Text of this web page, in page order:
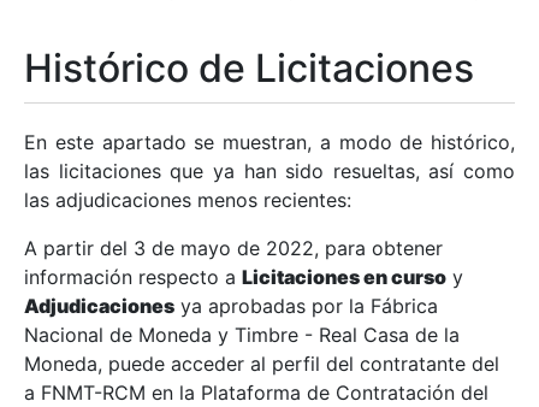
Mostrar/Ocultar
Mostrar/Ocultar
Mostrar/Ocultar
Histórico de Licitaciones
En este apartado se muestran, a modo de histórico,
las licitaciones que ya han sido resueltas, así como
las adjudicaciones menos recientes:
A partir del 3 de mayo de 2022, para obtener
información respecto a Licitaciones en curso y
Adjudicaciones ya aprobadas por la Fábrica
Nacional de Moneda y Timbre - Real Casa de la
Moneda, puede acceder al perfil del contratante del
a FNMT-RCM en la Plataforma de Contratación del